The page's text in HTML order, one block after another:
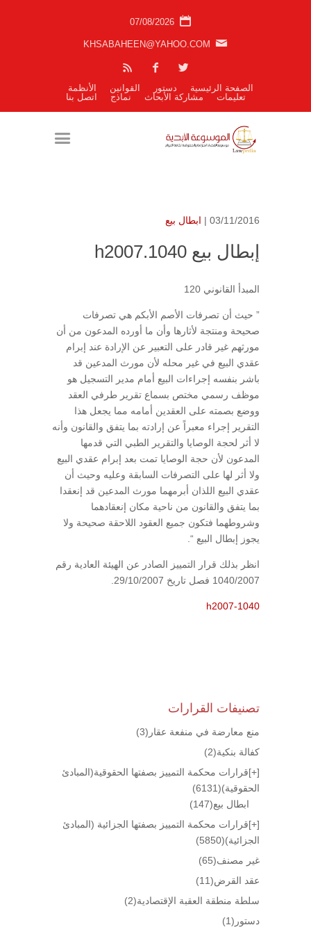
07/08/2026
KHSABAHEEN@YAHOO.COM
الصفحة الرئيسية دستور القوانين
الأنظمة
تعليمات
مشاركة الأبحاث نماذج اتصل بنا
03/11/2016 | ابطال بيع
إبطال بيع h2007.1040
المبدأ القانوني 120
” حيث أن تصرفات الأصم الأبكم هي تصرفات
صحيحة ومنتجة لأثارها وأن ما أورده المدعون من أن
مورثهم غير قادر على التعبير عن الإرادة عند إبرام
عقدي البيع في غير محله لأن مورث المدعين قد
باشر بنفسه إجراءات البيع أمام مدير التسجيل هو
موظف رسمي مختص بسماع تقرير طرفي العقد
ووضع بصمته على العقدين أمامه مما يجعل هذا
التقرير إجراء معبراً عن إرادته بما يتفق والقانون وأنه
لا أثر لحجة الوصايا والتقرير الطبي التي قدمها
المدعون لأن حجة الوصايا تمت بعد إبرام عقدي البيع
ولا أثر لها على التصرفات السابقة وعليه وحيث أن
عقدي البيع اللذان أبرمهما مورث المدعين قد إنعقدا
بما يتفق والقانون من ناحية مكان إنعقادهما
وشروطهما فتكون جميع العقود اللاحقة صحيحة ولا
يجوز إبطال البيع “.
انظر بذلك قرار التمييز الصادر عن الهيئة العادية رقم
1040/2007 فصل تاريخ 29/10/2007.
h2007-1040
تصنيفات القرارات
منع معارضة في منفعة عقار (3)
كفالة بنكية(2)
[+]قرارات محكمة التمييز بصفتها الحقوقية(المبادئ
الحقوقية)(6131)
ابطال بيع(147)
[+]قرارات محكمة التمييز بصفتها الجزائية (المبادئ
الجزائية)(5850)
غير مصنف(65)
عقد القرض(11)
سلطة منطقة العقبة الإقتصادية(2)
دستور (1)